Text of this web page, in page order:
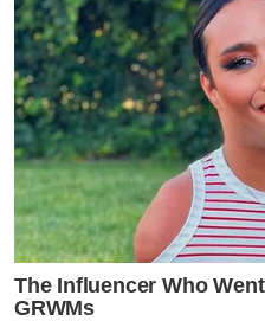
https://
#CPLAND
#SŌLVANINakhonSawan
วานี #โซลวานีนครสวรรค์ #
บ้านหรู #บ้านในเมือง #บ้า
เพื่อชีวิต #บ้านเดี่ยวนครสวร
The Influencer Who
GRWMs